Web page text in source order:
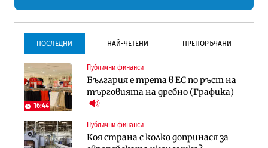
ПОСЛЕДНИ НАЙ-ЧЕТЕНИ ПРЕПОРЪЧАНИ
16:44
Публични финанси
България е трета в ЕС по ръст на
търговията на дребно (Графика)
Публични финанси
Коя страна с колко допринася за
Инфраструктура
Проектирането на тунела под
Петрохан ще върви паралелно с
екологичните оценки
Градоустройство
Столична община избра
Инфраструктура
Проектирането на тунела под
Петрохан ще върви паралелно с
екологичните оценки
Компании
„Хювефарма“ подписа договор за